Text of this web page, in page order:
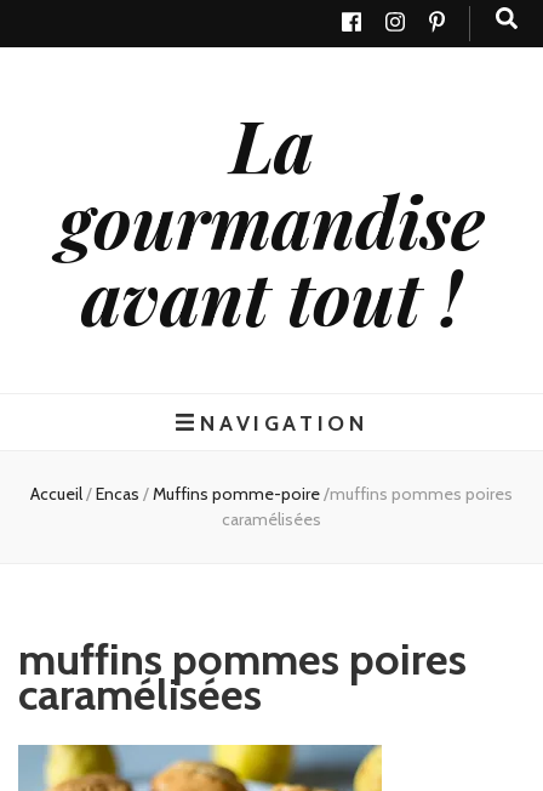
La
gourmandise
avant tout !
NAVIGATION
Accueil/Encas /Muffins pomme-poire/muffins pommes poires
caramélisées
muffins pommes poires
caramélisées